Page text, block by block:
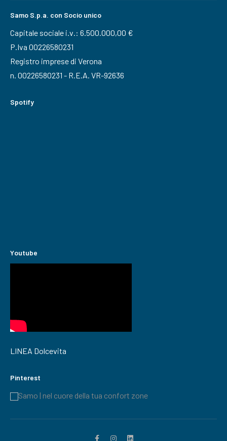
Samo S.p.a. con Socio unico
Capitale sociale i.v.: 6.500.000,00 €
P.Iva 00226580231
Registro imprese di Verona
n. 00226580231 - R.E.A. VR-92636
Spotify
Youtube
LINEA Dolcevita
Pinterest
Samo | nel cuore della tua confort zone